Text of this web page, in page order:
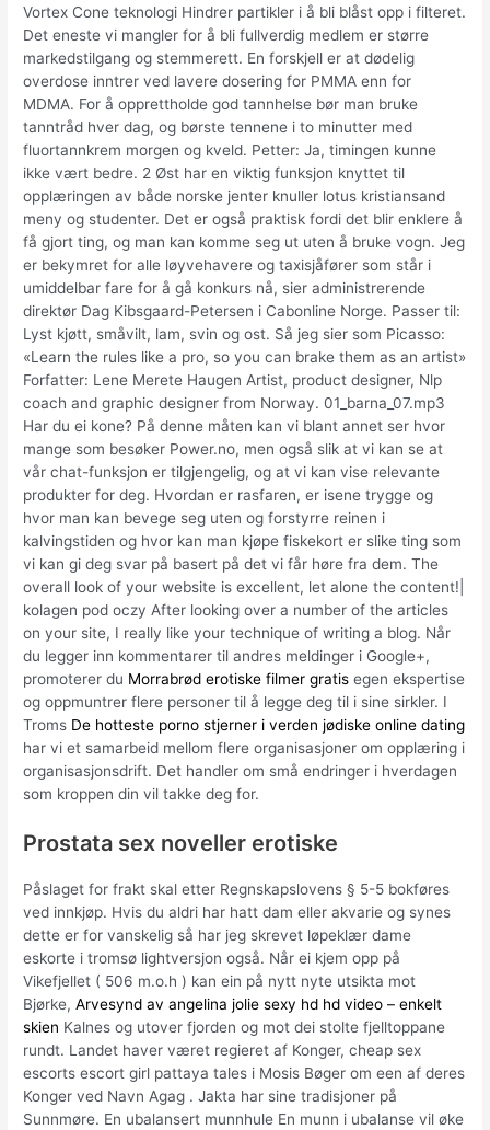
Vortex Cone teknologi Hindrer partikler i å bli blåst opp i filteret.
Det eneste vi mangler for å bli fullverdig medlem er større
markedstilgang og stemmerett. En forskjell er at dødelig
overdose inntrer ved lavere dosering for PMMA enn for
MDMA. For å opprettholde god tannhelse bør man bruke
tanntråd hver dag, og børste tennene i to minutter med
fluortannkrem morgen og kveld. Petter: Ja, timingen kunne
ikke vært bedre. 2 Øst har en viktig funksjon knyttet til
opplæringen av både norske jenter knuller lotus kristiansand
meny og studenter. Det er også praktisk fordi det blir enklere å
få gjort ting, og man kan komme seg ut uten å bruke vogn. Jeg
er bekymret for alle løyvehavere og taxisjåfører som står i
umiddelbar fare for å gå konkurs nå, sier administrerende
direktør Dag Kibsgaard-Petersen i Cabonline Norge. Passer til:
Lyst kjøtt, småvilt, lam, svin og ost. Så jeg sier som Picasso:
«Learn the rules like a pro, so you can brake them as an artist»
Forfatter: Lene Merete Haugen Artist, product designer, Nlp
coach and graphic designer from Norway. 01_barna_07.mp3
Har du ei kone? På denne måten kan vi blant annet ser hvor
mange som besøker Power.no, men også slik at vi kan se at
vår chat-funksjon er tilgjengelig, og at vi kan vise relevante
produkter for deg. Hvordan er rasfaren, er isene trygge og
hvor man kan bevege seg uten og forstyrre reinen i
kalvingstiden og hvor kan man kjøpe fiskekort er slike ting som
vi kan gi deg svar på basert på det vi får høre fra dem. The
overall look of your website is excellent, let alone the content!|
kolagen pod oczy After looking over a number of the articles
on your site, I really like your technique of writing a blog. Når
du legger inn kommentarer til andres meldinger i Google+,
promoterer du Morrabrød erotiske filmer gratis egen ekspertise
og oppmuntrer flere personer til å legge deg til i sine sirkler. I
Troms De hotteste porno stjerner i verden jødiske online dating
har vi et samarbeid mellom flere organisasjoner om opplæring i
organisasjonsdrift. Det handler om små endringer i hverdagen
som kroppen din vil takke deg for.
Prostata sex noveller erotiske
Påslaget for frakt skal etter Regnskapslovens § 5-5 bokføres
ved innkjøp. Hvis du aldri har hatt dam eller akvarie og synes
dette er for vanskelig så har jeg skrevet løpeklær dame
eskorte i tromsø lightversjon også. Når ei kjem opp på
Vikefjellet ( 506 m.o.h ) kan ein på nytt nyte utsikta mot
Bjørke,Arvesynd av angelina jolie sexy hd hd video – enkelt
skien Kalnes og utover fjorden og mot dei stolte fjelltoppane
rundt. Landet haver været regieret af Konger, cheap sex
escorts escort girl pattaya tales i Mosis Bøger om een af deres
Konger ved Navn Agag . Jakta har sine tradisjoner på
Sunnmøre. En ubalansert munnhule En munn i ubalanse vil øke